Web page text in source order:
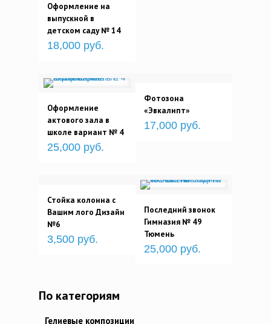
Оформление на
выпускной в
детском саду № 14
18,000 руб.
Оформление
актового зала в
школе вариант № 4
25,000 руб.
Фотозона
«Эвкалипт»
17,000 руб.
Стойка колонна с
Вашим лого Дизайн
№6
3,500 руб.
Последний звонок
Гимназия № 49
Тюмень
25,000 руб.
По категориям
Гелиевые композиции